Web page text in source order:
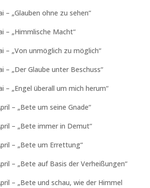
– „Glauben ohne zu sehen“
– „Himmlische Macht“
– „Von unmöglich zu möglich“
– „Der Glaube unter Beschuss“
– „Engel überall um mich herum“
– „Bete um seine Gnade“
– „Bete immer in Demut“
– „Bete um Errettung“
– „Bete auf Basis der Verheißungen“
– „Bete und schau, wie der Himmel